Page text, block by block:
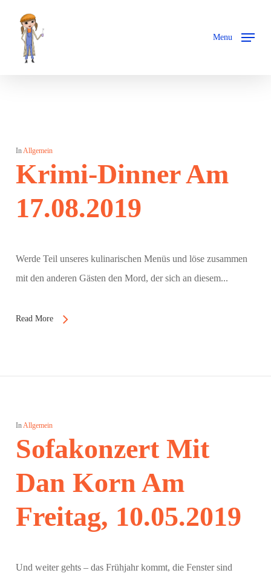
content
Menu
InAllgemein
Krimi-Dinner Am
17.08.2019
Werde Teil unseres kulinarischen Menüs und löse zusammen
mit den anderen Gästen den Mord, der sich an diesem...
Read More
InAllgemein
Sofakonzert Mit
Dan Korn Am
Freitag, 10.05.2019
Und weiter gehts – das Frühjahr kommt, die Fenster sind